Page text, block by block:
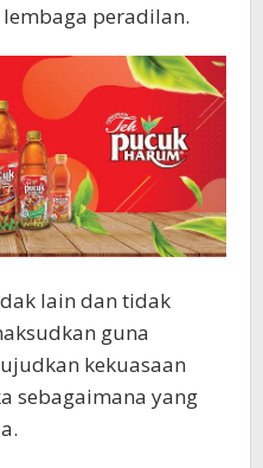
peradilan.
lain dan tidak
guna
kekuasaan
sebagaimana yang